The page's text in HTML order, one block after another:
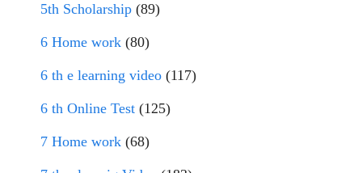
5th Scholarship (89)
6 Home work (80)
6 th e learning video (117)
6 th Online Test (125)
7 Home work (68)